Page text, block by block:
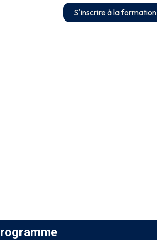
S'inscrire à la formation